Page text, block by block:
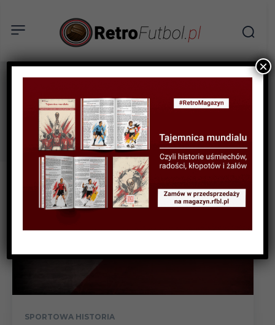
Tag: Mouscron
SPORTOWA HISTORIA
×